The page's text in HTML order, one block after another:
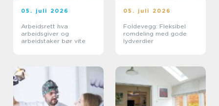
05. juli 2026
Arbeidsrett hva
arbeidsgiver og
arbeidstaker bør vite
05. juli 2026
Foldevegg: Fleksibel
romdeling med gode
lydverdier